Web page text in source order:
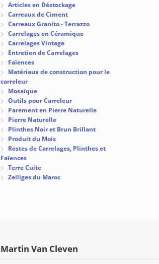
Articles en Déstockage
Carreaux de Ciment
Carreaux Granito - Terrazzo
Carrelages en Céramique
Carrelages Vintage
Entretien de Carrelages
Faïences
Matériaux de construction pour le
carreleur
Mosaïque
Outils pour Carreleur
Parement en Pierre Naturelle
Pierre Naturelle
Plinthes Noir et Brun Brillant
Produit du Mois
Restes de Carrelages, Plinthes et
Faïences
Terre Cuite
Zelliges du Maroc
Martin Van Cleven